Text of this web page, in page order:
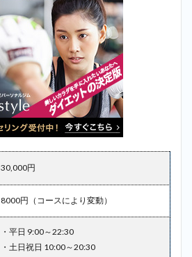
30,000円
8000円（コースにより変動）
・平日 9:00～22:30
・土日祝日 10:00～20:30